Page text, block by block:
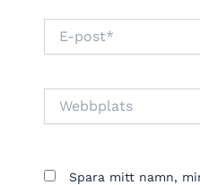
post*
Spara mitt namn,